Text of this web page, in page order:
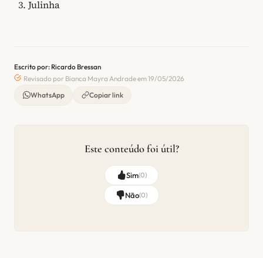
Julinha
Escrito por: Ricardo Bressan
Revisado por Bianca Mayra Andrade em 19/05/2026
WhatsApp
Copiar link
Este conteúdo foi útil?
Sim(0)
Não(0)